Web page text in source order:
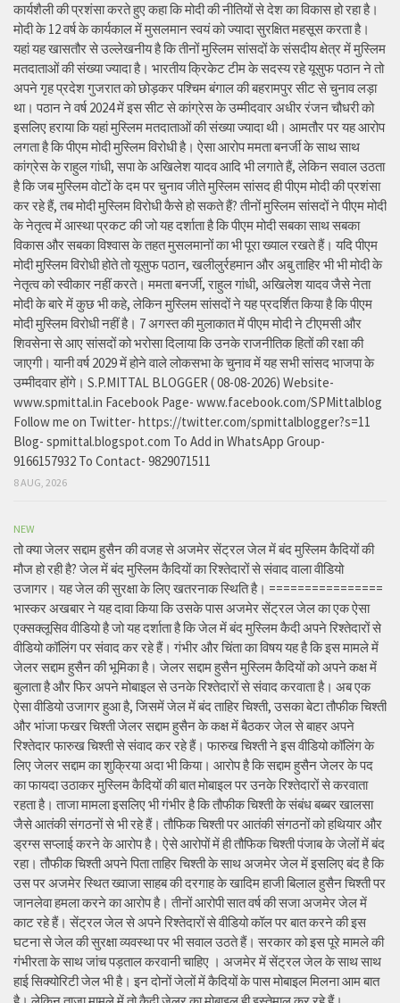
कार्यशैली की प्रशंसा करते हुए कहा कि मोदी की नीतियों से देश का विकास हो रहा है।
मोदी के 12 वर्ष के कार्यकाल में मुसलमान स्वयं को ज्यादा सुरक्षित महसूस करता है।
यहां यह खासतौर से उल्लेखनीय है कि तीनों मुस्लिम सांसदों के संसदीय क्षेत्र में मुस्लिम
मतदाताओं की संख्या ज्यादा है। भारतीय क्रिकेट टीम के सदस्य रहे यूसुफ पठान ने तो
अपने गृह प्रदेश गुजरात को छोड़कर पश्चिम बंगाल की बहरामपुर सीट से चुनाव लड़ा
था। पठान ने वर्ष 2024 में इस सीट से कांग्रेस के उम्मीदवार अधीर रंजन चौधरी को
इसलिए हराया कि यहां मुस्लिम मतदाताओं की संख्या ज्यादा थी। आमतौर पर यह आरोप
लगता है कि पीएम मोदी मुस्लिम विरोधी है। ऐसा आरोप ममता बनर्जी के साथ साथ
कांग्रेस के राहुल गांधी, सपा के अखिलेश यादव आदि भी लगाते हैं, लेकिन सवाल उठता
है कि जब मुस्लिम वोटों के दम पर चुनाव जीते मुस्लिम सांसद ही पीएम मोदी की प्रशंसा
कर रहे हैं, तब मोदी मुस्लिम विरोधी कैसे हो सकते हैं? तीनों मुस्लिम सांसदों ने पीएम मोदी
के नेतृत्व में आस्था प्रकट की जो यह दर्शाता है कि पीएम मोदी सबका साथ सबका
विकास और सबका विश्वास के तहत मुसलमानों का भी पूरा ख्याल रखते हैं। यदि पीएम
मोदी मुस्लिम विरोधी होते तो यूसुफ पठान, खलीलुर्रहमान और अबु ताहिर भी भी मोदी के
नेतृत्व को स्वीकार नहीं करते। ममता बनर्जी, राहुल गांधी, अखिलेश यादव जैसे नेता
मोदी के बारे में कुछ भी कहे, लेकिन मुस्लिम सांसदों ने यह प्रदर्शित किया है कि पीएम
मोदी मुस्लिम विरोधी नहीं है। 7 अगस्त की मुलाकात में पीएम मोदी ने टीएमसी और
शिवसेना से आए सांसदों को भरोसा दिलाया कि उनके राजनीतिक हितों की रक्षा की
जाएगी। यानी वर्ष 2029 में होने वाले लोकसभा के चुनाव में यह सभी सांसद भाजपा के
उम्मीदवार होंगे। S.P.MITTAL BLOGGER ( 08-08-2026) Website-
www.spmittal.in Facebook Page- www.facebook.com/SPMittalblog
Follow me on Twitter- https://twitter.com/spmittalblogger?s=11
Blog- spmittal.blogspot.com To Add in WhatsApp Group-
9166157932 To Contact- 9829071511
8 AUG, 2026
NEW
तो क्या जेलर सद्दाम हुसैन की वजह से अजमेर सेंट्रल जेल में बंद मुस्लिम कैदियों की
मौज हो रही है? जेल में बंद मुस्लिम कैदियों का रिश्तेदारों से संवाद वाला वीडियो
उजागर। यह जेल की सुरक्षा के लिए खतरनाक स्थिति है। ================
भास्कर अखबार ने यह दावा किया कि उसके पास अजमेर सेंट्रल जेल का एक ऐसा
एक्सक्लूसिव वीडियो है जो यह दर्शाता है कि जेल में बंद मुस्लिम कैदी अपने रिश्तेदारों से
वीडियो कॉलिंग पर संवाद कर रहे हैं। गंभीर और चिंता का विषय यह है कि इस मामले में
जेलर सद्दाम हुसैन की भूमिका है। जेलर सद्दाम हुसैन मुस्लिम कैदियों को अपने कक्ष में
बुलाता है और फिर अपने मोबाइल से उनके रिश्तेदारों से संवाद करवाता है। अब एक
ऐसा वीडियो उजागर हुआ है, जिसमें जेल में बंद ताहिर चिश्ती, उसका बेटा तौफीक चिश्ती
और भांजा फखर चिश्ती जेलर सद्दाम हुसैन के कक्ष में बैठकर जेल से बाहर अपने
रिश्तेदार फारुख चिश्ती से संवाद कर रहे हैं। फारुख चिश्ती ने इस वीडियो कॉलिंग के
लिए जेलर सद्दाम का शुक्रिया अदा भी किया। आरोप है कि सद्दाम हुसैन जेलर के पद
का फायदा उठाकर मुस्लिम कैदियों की बात मोबाइल पर उनके रिश्तेदारों से करवाता
रहता है। ताजा मामला इसलिए भी गंभीर है कि तौफीक चिश्ती के संबंध बब्बर खालसा
जैसे आतंकी संगठनों से भी रहे हैं। तौफिक चिश्ती पर आतंकी संगठनों को हथियार और
ड्रग्स सप्लाई करने के आरोप है। ऐसे आरोपों में ही तौफिक चिश्ती पंजाब के जेलों में बंद
रहा। तौफीक चिश्ती अपने पिता ताहिर चिश्ती के साथ अजमेर जेल में इसलिए बंद है कि
उस पर अजमेर स्थित ख्वाजा साहब की दरगाह के खादिम हाजी बिलाल हुसैन चिश्ती पर
जानलेवा हमला करने का आरोप है। तीनों आरोपी सात वर्ष की सजा अजमेर जेल में
काट रहे हैं। सेंट्रल जेल से अपने रिश्तेदारों से वीडियो कॉल पर बात करने की इस
घटना से जेल की सुरक्षा व्यवस्था पर भी सवाल उठते हैं। सरकार को इस पूरे मामले की
गंभीरता के साथ जांच पड़ताल करवानी चाहिए । अजमेर में सेंट्रल जेल के साथ साथ
हाई सिक्योरिटी जेल भी है। इन दोनों जेलों में कैदियों के पास मोबाइल मिलना आम बात